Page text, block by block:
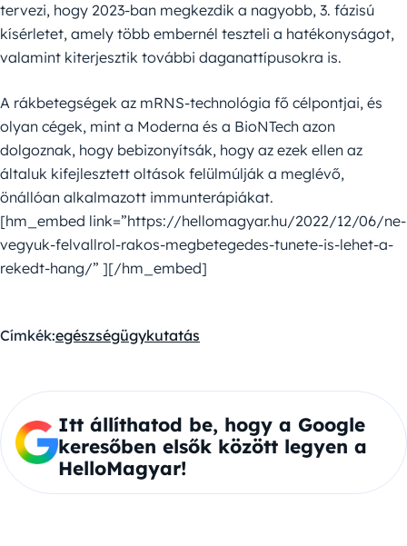
tervezi, hogy 2023-ban megkezdik a nagyobb, 3. fázisú
kísérletet, amely több embernél teszteli a hatékonyságot,
valamint kiterjesztik további daganattípusokra is.
A rákbetegségek az mRNS-technológia fő célpontjai, és
olyan cégek, mint a Moderna és a BioNTech azon
dolgoznak, hogy bebizonyítsák, hogy az ezek ellen az
általuk kifejlesztett oltások felülmúlják a meglévő,
önállóan alkalmazott immunterápiákat.
[hm_embed link=”https://hellomagyar.hu/2022/12/06/ne-
vegyuk-felvallrol-rakos-megbetegedes-tunete-is-lehet-a-
rekedt-hang/” ][/hm_embed]
Címkék:egészségügykutatás
Itt állíthatod be, hogy a Google
keresőben elsők között legyen a
HelloMagyar!